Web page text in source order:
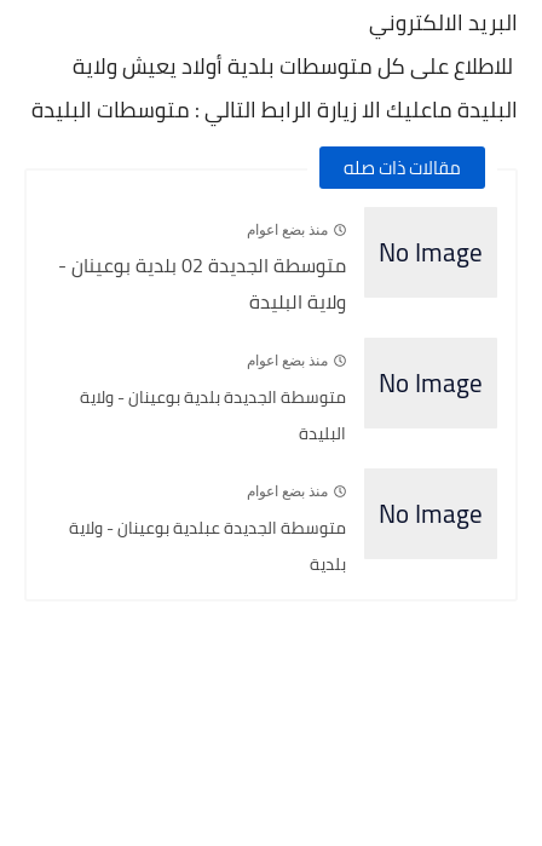
البريد الالكتروني
للاطلاع على كل متوسطات بلدية أولاد يعيش ولاية
البليدة ماعليك الا زيارة الرابط التالي : متوسطات البليدة
مقالات ذات صله
منذ بضع اعوام
متوسطة الجديدة 02 بلدية بوعينان -
ولاية البليدة
منذ بضع اعوام
متوسطة الجديدة بلدية بوعينان - ولاية
البليدة
منذ بضع اعوام
متوسطة الجديدة عبلدية بوعينان - ولاية
بلدية